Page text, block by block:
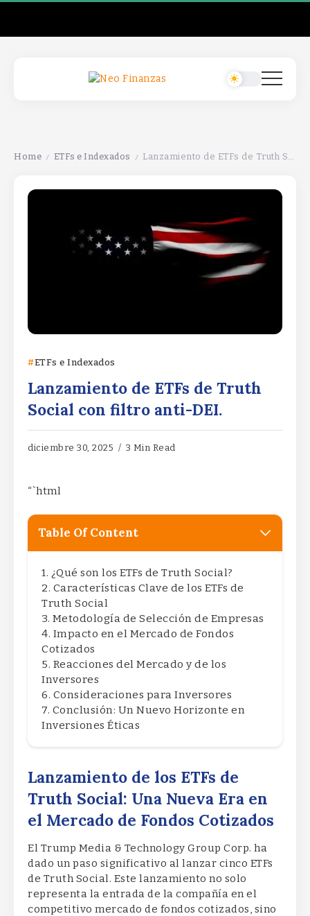
Home / ETFs e Indexados / Lanzamiento de ETFs de Truth Social con filtro anti-DEI.
ETFs e Indexados
Lanzamiento de ETFs de Truth
Social con filtro anti-DEI.
diciembre 30, 2025 3 Min Read
“`html
Table Of Content
¿Qué son los ETFs de Truth Social?
Características Clave de los ETFs de
Truth Social
Metodología de Selección de Empresas
Impacto en el Mercado de Fondos
Cotizados
Reacciones del Mercado y de los
Inversores
Consideraciones para Inversores
Conclusión: Un Nuevo Horizonte en
Inversiones Éticas
Lanzamiento de los ETFs de
Truth Social: Una Nueva Era en
el Mercado de Fondos Cotizados
El Trump Media & Technology Group Corp. ha
dado un paso significativo al lanzar cinco ETFs
de Truth Social. Este lanzamiento no solo
representa la entrada de la compañía en el
competitivo mercado de fondos cotizados, sino